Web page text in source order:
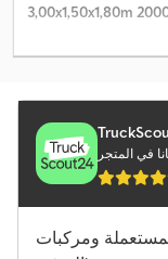
3,00x1,50x1,80m
مم
, عرض مساحة
في المتجر
المستعملة ومركبات